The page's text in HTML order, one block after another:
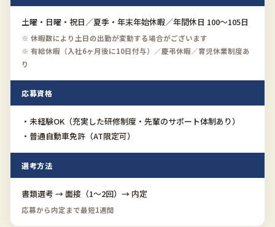
土曜・日曜・祝日／夏季・年末年始休暇／年間休日 100〜105日
※ 休暇数により土日の出勤が変動する場合がございます
※ 有給休暇（入社6ヶ月後に10日付与）／慶弔休暇／育児休業制度あ
り
応募資格
・未経験OK（充実した研修制度・先輩のサポート体制あり）
・普通自動車免許（AT限定可）
選考方法
書類選考 → 面接（1〜2回）→ 内定
応募から内定まで最短1週間